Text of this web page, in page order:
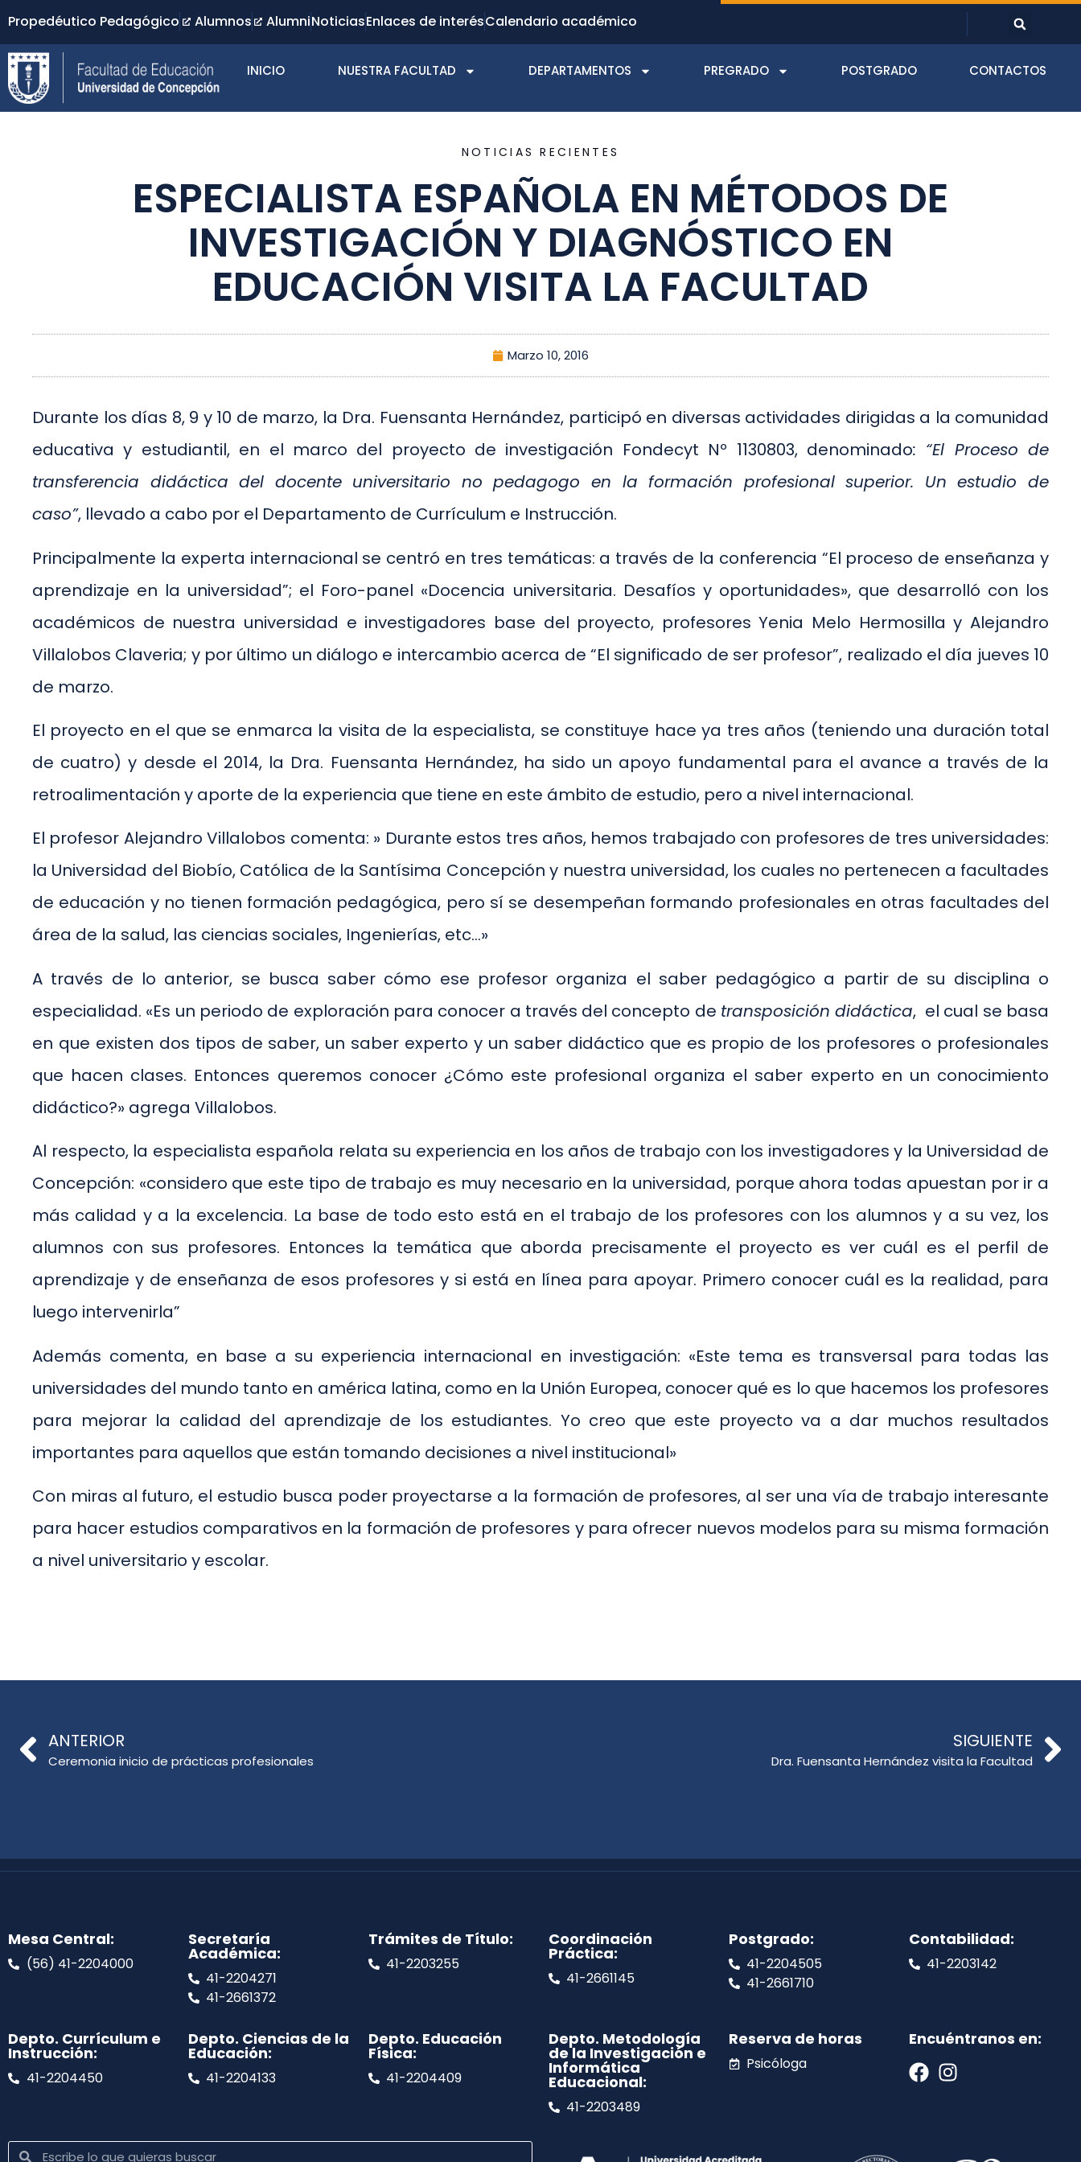
Propedéutico Pedagógico Alumnos AlumniNoticiasEnlaces de interésCalendario académico
INICIO NUESTRA FACULTAD DEPARTAMENTOS PREGRADO POSTGRADO CONTACTOS
NOTICIAS RECIENTES
ESPECIALISTA ESPAÑOLA EN MÉTODOS DE
INVESTIGACIÓN Y DIAGNÓSTICO EN
EDUCACIÓN VISITA LA FACULTAD
Marzo 10, 2016
Durante los días 8, 9 y 10 de marzo, la Dra. Fuensanta Hernández, participó en diversas actividades dirigidas a la comunidad
educativa y estudiantil, en el marco del proyecto de investigación Fondecyt Nº 1130803, denominado: “El Proceso de
transferencia didáctica del docente universitario no pedagogo en la formación profesional superior. Un estudio de
caso”, llevado a cabo por el Departamento de Currículum e Instrucción.
Principalmente la experta internacional se centró en tres temáticas: a través de la conferencia “El proceso de enseñanza y
aprendizaje en la universidad”; el Foro-panel «Docencia universitaria. Desafíos y oportunidades», que desarrolló con los
académicos de nuestra universidad e investigadores base del proyecto, profesores Yenia Melo Hermosilla y Alejandro
Villalobos Claveria; y por último un diálogo e intercambio acerca de “El significado de ser profesor”, realizado el día jueves 10
de marzo.
El proyecto en el que se enmarca la visita de la especialista, se constituye hace ya tres años (teniendo una duración total
de cuatro) y desde el 2014, la Dra. Fuensanta Hernández, ha sido un apoyo fundamental para el avance a través de la
retroalimentación y aporte de la experiencia que tiene en este ámbito de estudio, pero a nivel internacional.
El profesor Alejandro Villalobos comenta: » Durante estos tres años, hemos trabajado con profesores de tres universidades:
la Universidad del Biobío, Católica de la Santísima Concepción y nuestra universidad, los cuales no pertenecen a facultades
de educación y no tienen formación pedagógica, pero sí se desempeñan formando profesionales en otras facultades del
área de la salud, las ciencias sociales, Ingenierías, etc…»
A través de lo anterior, se busca saber cómo ese profesor organiza el saber pedagógico a partir de su disciplina o
especialidad. «Es un periodo de exploración para conocer a través del concepto de transposición didáctica, el cual se basa
en que existen dos tipos de saber, un saber experto y un saber didáctico que es propio de los profesores o profesionales
que hacen clases. Entonces queremos conocer ¿Cómo este profesional organiza el saber experto en un conocimiento
didáctico?» agrega Villalobos.
Al respecto, la especialista española relata su experiencia en los años de trabajo con los investigadores y la Universidad de
Concepción: «considero que este tipo de trabajo es muy necesario en la universidad, porque ahora todas apuestan por ir a
más calidad y a la excelencia. La base de todo esto está en el trabajo de los profesores con los alumnos y a su vez, los
alumnos con sus profesores. Entonces la temática que aborda precisamente el proyecto es ver cuál es el perfil de
aprendizaje y de enseñanza de esos profesores y si está en línea para apoyar. Primero conocer cuál es la realidad, para
luego intervenirla”
Además comenta, en base a su experiencia internacional en investigación: «Este tema es transversal para todas las
universidades del mundo tanto en américa latina, como en la Unión Europea, conocer qué es lo que hacemos los profesores
para mejorar la calidad del aprendizaje de los estudiantes. Yo creo que este proyecto va a dar muchos resultados
importantes para aquellos que están tomando decisiones a nivel institucional»
Con miras al futuro, el estudio busca poder proyectarse a la formación de profesores, al ser una vía de trabajo interesante
para hacer estudios comparativos en la formación de profesores y para ofrecer nuevos modelos para su misma formación
a nivel universitario y escolar.
ANTERIOR
Ceremonia inicio de prácticas profesionales
SIGUIENTE
Dra. Fuensanta Hernández visita la Facultad
Mesa Central:
(56) 41-2204000
Secretaría
Académica:
41-2204271
41-2661372
Trámites de Título:
41-2203255
Coordinación
Práctica:
41-2661145
Postgrado:
41-2204505
41-2661710
Contabilidad:
41-2203142
Depto. Currículum e
Instrucción:
41-2204450
Depto. Ciencias de la
Educación:
41-2204133
Depto. Educación
Física:
41-2204409
Depto. Metodología
de la Investigación e
Informática
Educacional:
41-2203489
Reserva de horas
Psicóloga
Encuéntranos en: